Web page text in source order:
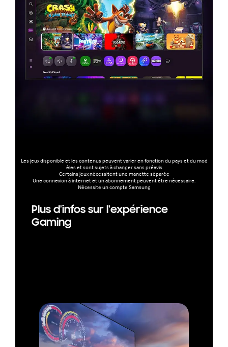
Les jeux disponible et les contenus peuvent varier en fonction du pays et du mod
èles et sont sujets à changer sans préavis
Certains jeux nécessitent une manette séparée
Une connexion à internet et un abonnement peuvent être nécessaire.
Nécessite un compte Samsung
Plus d'infos sur l'expérience
Gaming